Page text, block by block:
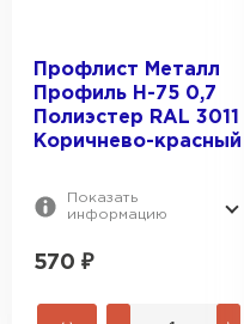
Профлист Металл
Профиль Н-75 0,7
Полиэстер RAL 3011
Коричнево-красный
Показать
информацию
570 ₽